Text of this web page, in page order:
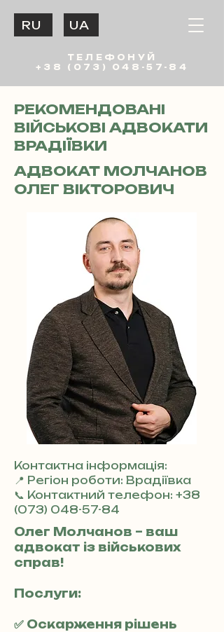
ТЕЛЕФОНУЙ
+38 (073) 048-57-84
UA
RU
РЕКОМЕНДОВАНІ
ВІЙСЬКОВІ АДВОКАТИ
ВРАДІЇВКИ
АДВОКАТ МОЛЧАНОВ
ОЛЕГ ВІКТОРОВИЧ
Контактна інформація:
📍 Регіон роботи: Врадіївка
📞 Контактний телефон: +38
(073) 048-57-84
Олег Молчанов – ваш
адвокат із військових
справ!
Послуги:
✅ Оскарження рішень